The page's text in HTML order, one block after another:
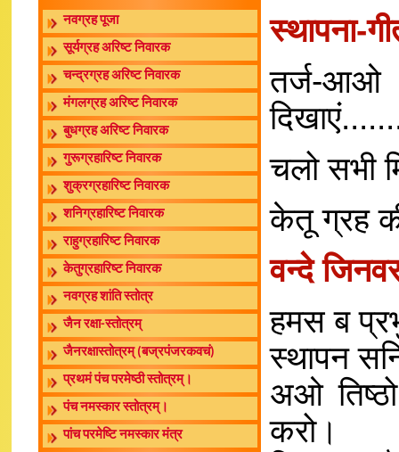
नवग्रह पूजा
सूर्यग्रह अरिष्ट निवारक
चन्द्रग्रह अरिष्ट निवारक
मंगलग्रह अरिष्ट निवारक
बुधग्रह अरिष्ट निवारक
गुरूग्रहारिष्ट निवारक
शुक्रग्रहारिष्ट निवारक
शनिग्रहारिष्ट निवारक
राहुग्रहारिष्ट निवारक
केतुग्रहारिष्ट निवारक
नवग्रह शांति स्तोत्र
जैन रक्षा-स्तोत्रम्
जैनरक्षास्तोत्रम् (बज्रपंजरकवचं)
प्रथमं पंच परमेष्ठी स्तोत्रम्।
पंच नमस्कार स्तोत्रम्।
पांच परमेष्टि नमस्कार मंत्र
स्थापना-
तर्ज-
चलो सभी
केतू ग्रह
वन्दे
हमस ब
स्थापन
अओ
करो।